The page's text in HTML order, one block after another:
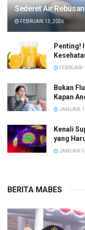
Sederet Air
FEBRUARI 13, 2026
Penting!
FEBRUARI
Bukan
Kapan
JANUARI
Kenali
yang
JANUARI
BERITA MABES